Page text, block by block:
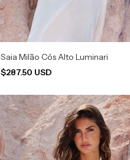
Saia Milão Cós Alto Luminari
$287.50 USD